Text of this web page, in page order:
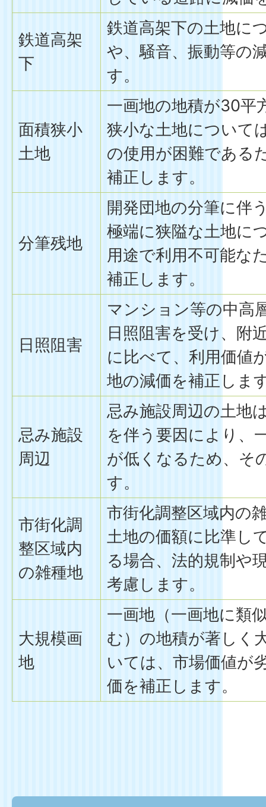
鉄道高架
下
鉄道高架下の土地に
や、騒音、振動等の
す。
面積狭小
土地
一画地の地積が30平
狭小な土地について
の使用が困難である
補正します。
分筆残地
開発団地の分筆に伴
極端に狭隘な土地に
用途で利用不可能な
補正します。
日照阻害
マンション等の中高
日照阻害を受け、附
に比べて、利用価値
地の減価を補正しま
忌み施設
周辺
忌み施設周辺の土地
を伴う要因により、
が低くなるため、そ
す。
市街化調
整区域内
の雑種地
市街化調整区域内の
土地の価額に比準し
る場合、法的規制や
考慮します。
大規模画
地
一画地（一画地に類
む）の地積が著しく
いては、市場価値が
価を補正します。